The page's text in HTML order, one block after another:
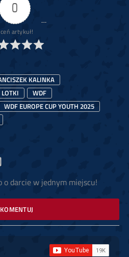
0
artykuł!
KALINKA
LOTKI
WDF
WDF EUROPE CUP YOUTH 2025
darcie w jednym miejscu!